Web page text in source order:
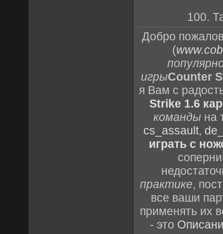
100.
Добро
(
игрыCounter
я Вам с
Strike 1.6
командына
cs_assault,
играть с
практике,
все ваши
применять их
- это